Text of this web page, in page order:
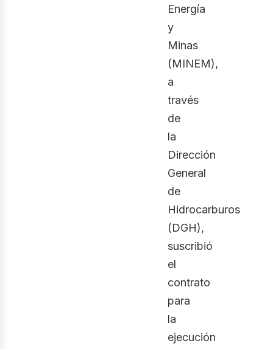
Energía
y
Minas
(MINEM),
a
través
de
la
Dirección
General
de
Hidrocarburos
(DGH),
suscribió
el
contrato
para
la
ejecución